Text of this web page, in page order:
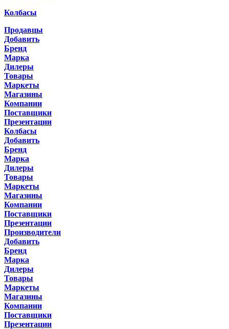
Колбасы
Продавцы
Добавить
Бренд
Марка
Дилеры
Товары
Маркеты
Магазины
Компании
Поставщики
Презентации
Колбасы
Добавить
Бренд
Марка
Дилеры
Товары
Маркеты
Магазины
Компании
Поставщики
Презентации
Производители
Добавить
Бренд
Марка
Дилеры
Товары
Маркеты
Магазины
Компании
Поставщики
Презентации